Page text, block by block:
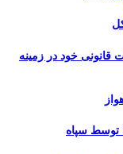
قانونی خود در زمینه